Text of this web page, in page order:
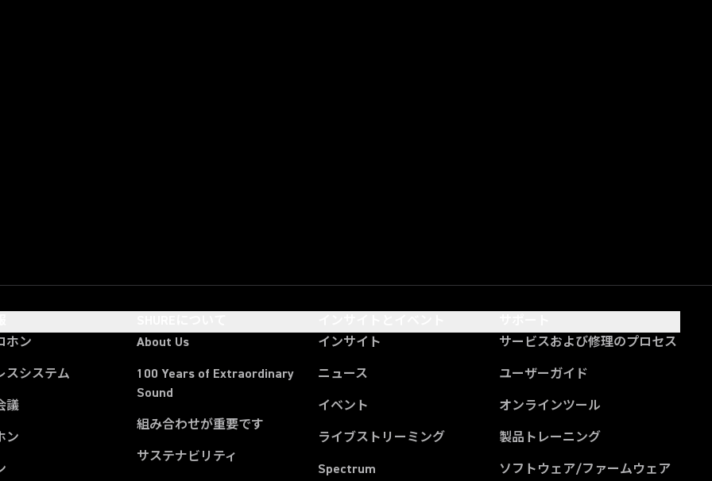
ホン
スシステム
議
ン
About Us
100 Years of Extraordinary
Sound
組み合わせが重要です
サステナビリティ
インサイト
ニュース
イベント
ライブストリーミング
Spectrum
サービスおよび修理のプロセス
ユーザーガイド
オンラインツール
製品トレーニング
ソフトウェア/ファームウェア